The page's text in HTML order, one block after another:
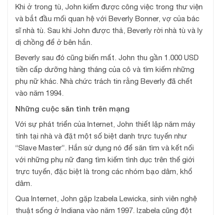
Khi ở trong tù, John kiếm được công việc trong thư viện
và bắt đầu mối quan hệ với Beverly Bonner, vợ của bác
sĩ nhà tù. Sau khi John được thả, Beverly rời nhà tù và ly
dị chồng để ở bên hắn.
Beverly sau đó cũng biến mất. John thu gần 1.000 USD
tiền cấp dưỡng hàng tháng của cô và tìm kiếm những
phụ nữ khác. Nhà chức trách tin rằng Beverly đã chết
vào năm 1994.
Những cuộc săn tình trên mạng
Với sự phát triển của Internet, John thiết lập năm máy
tính tại nhà và đặt một số biệt danh trực tuyến như
“Slave Master”. Hắn sử dụng nó để săn tìm và kết nối
với những phụ nữ đang tìm kiếm tình dục trên thế giới
trực tuyến, đặc biệt là trong các nhóm bạo dâm, khổ
dâm.
Qua Internet, John gặp Izabela Lewicka, sinh viên nghệ
thuật sống ở Indiana vào năm 1997. Izabela cũng đột